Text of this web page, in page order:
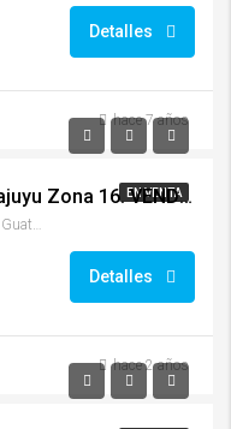
Detalles
hace 7 años
EN VENTA# 00191 Terreno en Venta Kanajuyu Zona 16. VENDIDO
Bosques de Kanajuyú, Zona 16, Ciudad de Guatemala, Departamento de Guatemala, Guatemala
Detalles
hace 2 años